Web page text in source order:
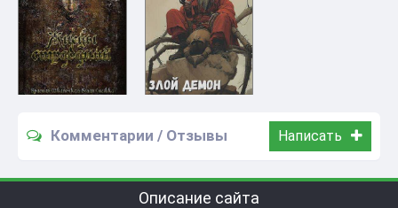
Комментарии / Отзывы Написать
Описание сайта